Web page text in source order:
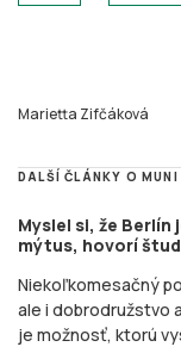
Marietta Zifčáková
DALŠÍ ČLÁNKY O MUNI
Myslel si, že
mýtus, hovorí
Niekoľkomesačný
ale i dobrodružstvo
je možnosť, ktorú